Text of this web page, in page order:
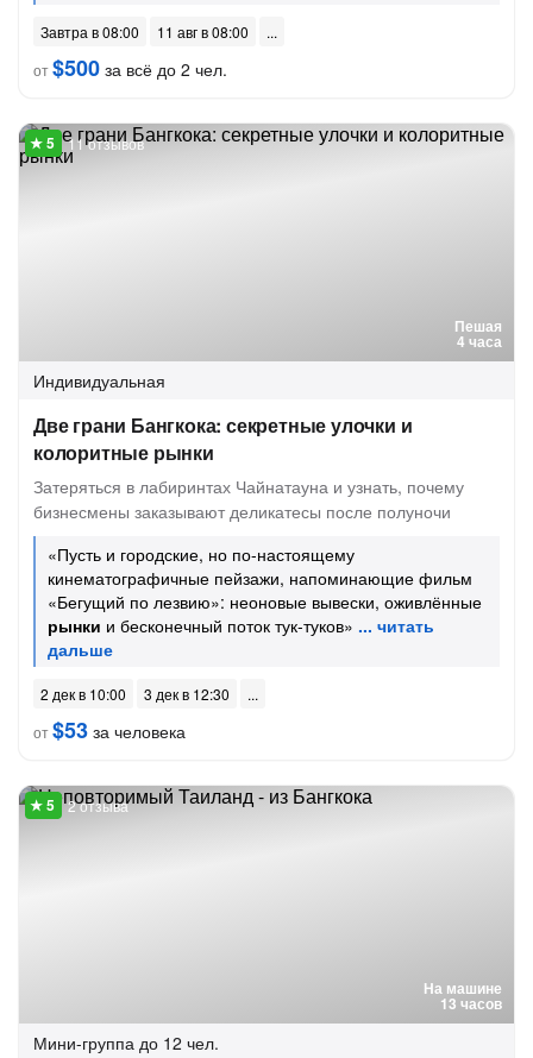
Завтра в 08:00
11 авг в 08:00
от$500 за всё до 2 чел.
Пешая
4 часа
11 отзывов
Индивидуальная
Две грани Бангкока: секретные улочки и
колоритные рынки
Затеряться в лабиринтах Чайнатауна и узнать, почему
бизнесмены заказывают деликатесы после полуночи
«Пусть и городские, но по-настоящему
кинематографичные пейзажи, напоминающие фильм
«Бегущий по лезвию»: неоновые вывески, оживлённые
рынки и бесконечный поток тук-туков»
2 дек в 10:00
3 дек в 12:30
от$53 за человека
На машине
13 часов
2 отзыва
Мини-группа до 12 чел.